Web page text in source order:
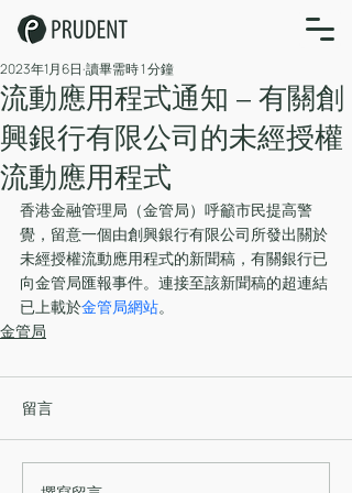
流動應用程式通知 – 有關創
興銀行有限公司的未經授權
流動應用程式
2023年1月6日 讀畢需時 1 分鐘
香港金融管理局（金管局）呼籲市民提高警
覺，留意一個由創興銀行有限公司所發出關於
未經授權流動應用程式的新聞稿，有關銀行已
向金管局匯報事件。連接至該新聞稿的超連結
已上載於金管局網站。
金管局
留言